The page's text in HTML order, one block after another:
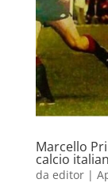
Marcello
calcio
da editor|